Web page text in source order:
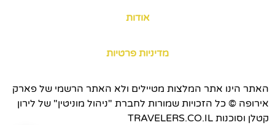
אודות
מדיניות פרטיות
האתר הינו אתר המלצות מטיילים ולא האתר הרשמי של פארק
אירופה © כל הזכויות שמורות לחברת "ניהול מוניטין" של לירון
קטלן וסוכנות TRAVELERS.CO.IL